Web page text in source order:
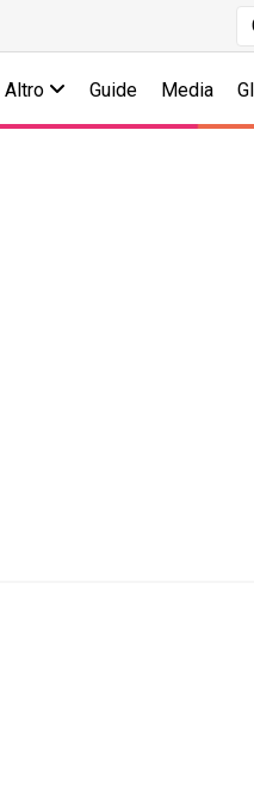
Altro Guide Media